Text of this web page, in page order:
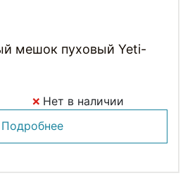
мешок пуховый Yeti-
Нет в наличии
Подробнее